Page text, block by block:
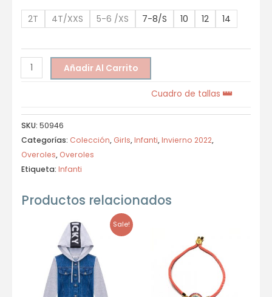
2T 4T/XXS 5-6 /XS 7-8/S 10 12 14
Añadir Al Carrito
Cuadro de tallas
SKU: 50946
Categorías: Colección, Girls,Infanti,Invierno 2022,
Overoles, Overoles
Etiqueta: Infanti
Productos relacionados
Sale!